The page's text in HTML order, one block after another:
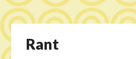
Rant